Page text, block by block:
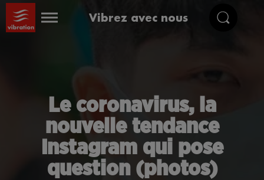
Vibrez avec nous
Le coronavirus, la
nouvelle tendance
Instagram qui pose
question (photos)